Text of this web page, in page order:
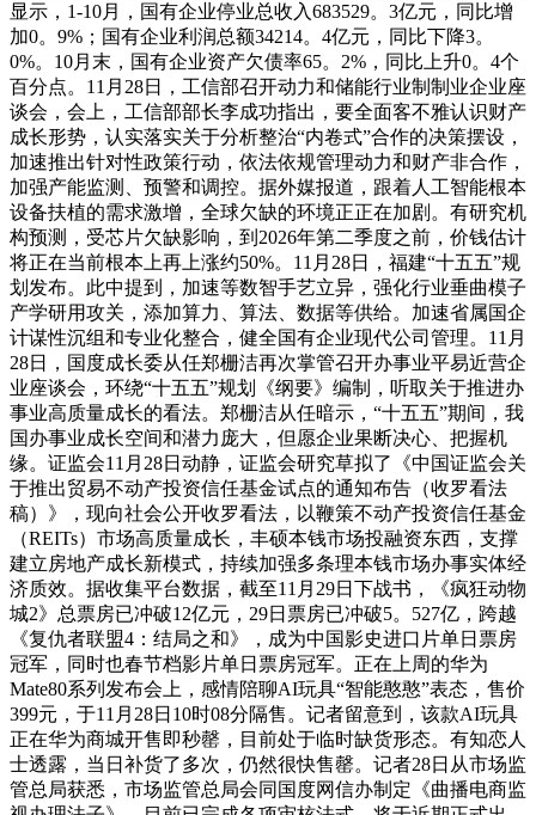
显示，1-10月，国有企业停业总收入683529。3亿元，同比增
加0。9%；国有企业利润总额34214。4亿元，同比下降3。
0%。10月末，国有企业资产欠债率65。2%，同比上升0。4个
百分点。11月28日，工信部召开动力和储能行业制制业企业座
谈会，会上，工信部部长李成功指出，要全面客不雅认识财产
成长形势，认实落实关于分析整治“内卷式”合作的决策摆设，
加速推出针对性政策行动，依法依规管理动力和财产非合作，
加强产能监测、预警和调控。据外媒报道，跟着人工智能根本
设备扶植的需求激增，全球欠缺的环境正正在加剧。有研究机
构预测，受芯片欠缺影响，到2026年第二季度之前，价钱估计
将正在当前根本上再上涨约50%。11月28日，福建“十五五”规
划发布。此中提到，加速等数智手艺立异，强化行业垂曲模子
产学研用攻关，添加算力、算法、数据等供给。加速省属国企
计谋性沉组和专业化整合，健全国有企业现代公司管理。11月
28日，国度成长委从任郑栅洁再次掌管召开办事业平易近营企
业座谈会，环绕“十五五”规划《纲要》编制，听取关于推进办
事业高质量成长的看法。郑栅洁从任暗示，“十五五”期间，我
国办事业成长空间和潜力庞大，但愿企业果断决心、把握机
缘。证监会11月28日动静，证监会研究草拟了《中国证监会关
于推出贸易不动产投资信任基金试点的通知布告（收罗看法
稿）》，现向社会公开收罗看法，以鞭策不动产投资信任基金
（REITs）市场高质量成长，丰硕本钱市场投融资东西，支撑
建立房地产成长新模式，持续加强多条理本钱市场办事实体经
济质效。据收集平台数据，截至11月29日下战书，《疯狂动物
城2》总票房已冲破12亿元，29日票房已冲破5。527亿，跨越
《复仇者联盟4：结局之和》，成为中国影史进口片单日票房
冠军，同时也春节档影片单日票房冠军。正在上周的华为
Mate80系列发布会上，感情陪聊AI玩具“智能憨憨”表态，售价
399元，于11月28日10时08分隔售。记者留意到，该款AI玩具
正在华为商城开售即秒罄，目前处于临时缺货形态。有知恋人
士透露，当日补货了多次，仍然很快售罄。记者28日从市场监
管总局获悉，市场监管总局会同国度网信办制定《曲播电商监